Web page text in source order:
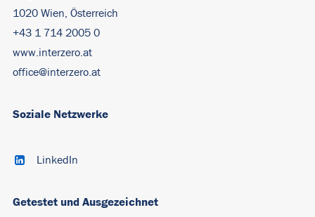
1020 Wien, Österreich
+43 1 714 2005 0
www.interzero.at
office@interzero.at
Soziale Netzwerke
LinkedIn
Getestet und Ausgezeichnet